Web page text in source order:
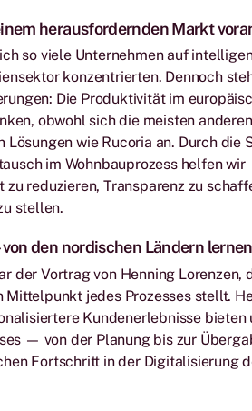
herausfordernden Markt
so viele Unternehmen auf
konzentrierten. Dennoch
Die Produktivität im
obwohl sich die meisten
Lösungen wie Rucoria an. Durch die
im Wohnbauprozess helfen wir
reduzieren, Transparenz zu
stellen.
den nordischen Ländern lernen
der Vortrag von Henning Lorenzen,
Mittelpunkt jedes Prozesses stellt.
Kundenerlebnisse bieten
— von der Planung bis zur
Fortschritt in der Digitalisierung